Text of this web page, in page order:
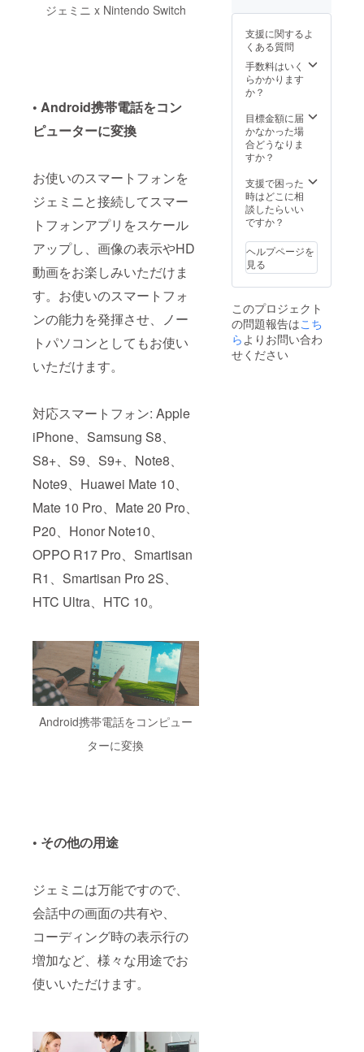
ジェミニ x Nintendo Switch
• Android携帯電話をコン
ピューターに変換
お使いのスマートフォンを
ジェミニと接続してスマー
トフォンアプリをスケール
アップし、画像の表示やHD
動画をお楽しみいただけま
す。お使いのスマートフォ
ンの能力を発揮させ、ノー
トパソコンとしてもお使い
いただけます。
対応スマートフォン: Apple
iPhone、Samsung S8、
S8+、S9、S9+、Note8、
Note9、Huawei Mate 10、
Mate 10 Pro、Mate 20 Pro、
P20、Honor Note10、
OPPO R17 Pro、Smartisan
R1、Smartisan Pro 2S、
HTC Ultra、HTC 10。
Android携帯電話をコンピュー
ターに変換
• その他の用途
ジェミニは万能ですので、
会話中の画面の共有や、
コーディング時の表示行の
増加など、様々な用途でお
使いいただけます。
販売予
定価格
より一
価格が
変動が
性がご
ざいま
す。 上
ご了承
のう
え、ご
支援い
ただけ
ればと
す。
リター
ンの発
送の遅
延が発
生する
可能性
す。 ・
想定以
上の支
量産効
率が向
上した
場合、
定価格
般販売
価格が
変動が
発生す
る可能
性がご
ざいま
様に一
部変更
が加え
られる
可能性
がござ
めご了
承くだ
さい。
ご支援
が集
まった
場合、
程に
は製品
完成、
ンの発
送の遅
延が発
生する
参加の
注意事
項】 ・
企画段
階、プ
成段階
の製品
につき
品の仕
様に一
部変更
が加え
可能性
がござ
いま
す。予
承くだ
さい。
・想定
以上の
ご支援
支援に関するよ
くある質問
手数料はいく
らかかります
か？
目標金額に届
かなかった場
合どうなりま
すか？
支援で困った
時はどこに相
談したらいい
ですか？
ヘルプページを
見る
このプロジェクト
の問題報告はこち
らよりお問い合わ
せください